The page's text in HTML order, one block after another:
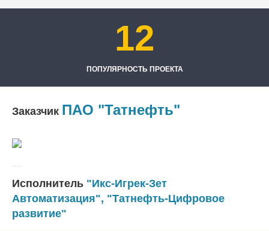
12
ПОПУЛЯРНОСТЬ ПРОЕКТА
Заказчик ПАО "Татнефть"
Исполнитель "Икс-Игрек-Зет
Автоматизация", "Татнефть-Цифровое
развитие"